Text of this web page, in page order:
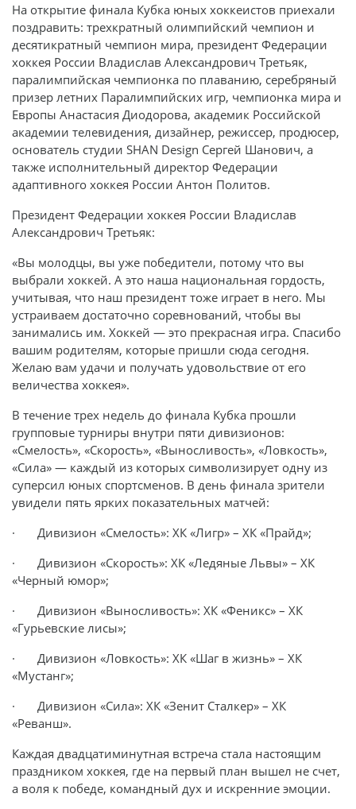
На открытие финала Кубка юных хоккеистов приехали
поздравить: трехкратный олимпийский чемпион и
десятикратный чемпион мира, президент Федерации
хоккея России Владислав Александрович Третьяк,
паралимпийская чемпионка по плаванию, серебряный
призер летних Паралимпийских игр, чемпионка мира и
Европы Анастасия Диодорова, академик Российской
академии телевидения, дизайнер, режиссер, продюсер,
основатель студии SHAN Design Сергей Шанович, а
также исполнительный директор Федерации
адаптивного хоккея России Антон Политов.
Президент Федерации хоккея России Владислав
Александрович Третьяк:
«Вы молодцы, вы уже победители, потому что вы
выбрали хоккей. А это наша национальная гордость,
учитывая, что наш президент тоже играет в него. Мы
устраиваем достаточно соревнований, чтобы вы
занимались им. Хоккей — это прекрасная игра. Спасибо
вашим родителям, которые пришли сюда сегодня.
Желаю вам удачи и получать удовольствие от его
величества хоккея».
В течение трех недель до финала Кубка прошли
групповые турниры внутри пяти дивизионов:
«Смелость», «Скорость», «Выносливость», «Ловкость»,
«Сила» — каждый из которых символизирует одну из
суперсил юных спортсменов. В день финала зрители
увидели пять ярких показательных матчей:
· Дивизион «Смелость»: ХК «Лигр» – ХК «Прайд»;
· Дивизион «Скорость»: ХК «Ледяные Львы» – ХК
«Черный юмор»;
· Дивизион «Выносливость»: ХК «Феникс» – ХК
«Гурьевские лисы»;
· Дивизион «Ловкость»: ХК «Шаг в жизнь» – ХК
«Мустанг»;
· Дивизион «Сила»: ХК «Зенит Сталкер» – ХК
«Реванш».
Каждая двадцатиминутная встреча стала настоящим
праздником хоккея, где на первый план вышел не счет,
а воля к победе, командный дух и искренние эмоции.